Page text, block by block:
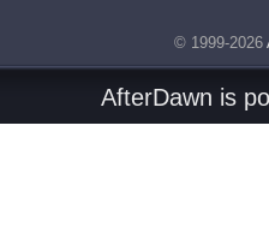
© 1999-2026
AfterDawn is